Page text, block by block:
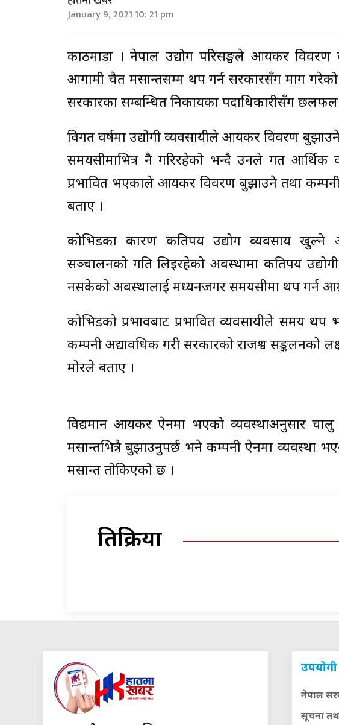
January 9, 2021 10: 21 pm
काठमाडौं । नेपाल उद्योग परिसङ्घले आयकर
आगामी चैत मसान्तसम्म थप गर्न सरकारसँग माग
सरकारका सम्बन्धित निकायका पदाधिकारीसँग छलफल
विगत वर्षमा उद्योगी व्यवसायीले आयकर विवरण
समयसीमाभित्र नै गरिरहेको भन्दै उनले गत आर्थिक
प्रभावित भएकाले आयकर विवरण बुझाउने तथा कम्पनी
बताए ।
कोभिडका कारण कतिपय उद्योग व्यवसाय खुल्ने
सञ्चालनको गति लिइरहेको अवस्थामा कतिपय
नसकेको अवस्थालाई मध्यनजगर समयसीमा थप गर्न
कोभिडको प्रभावबाट प्रभावित व्यवसायीले समय
कम्पनी अद्यावधिक गरी सरकारको राजश्व सङ्कलनको
मोरले बताए ।
विद्यमान आयकर ऐनमा भएको व्यवस्थाअनुसार
मसान्तभित्रै बुझाउनुपर्छ भने कम्पनी ऐनमा व्यवस्था
मसान्त तोकिएको छ ।
प्रतिक्रिया
नेपाल
सूचना